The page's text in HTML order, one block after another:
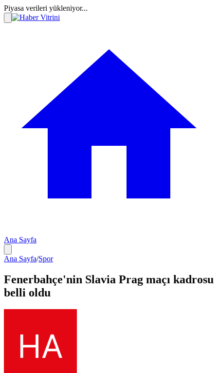
Piyasa verileri yükleniyor...
Ana Sayfa
Ana Sayfa/Spor
Fenerbahçe'nin Slavia Prag maçı kadrosu
belli oldu